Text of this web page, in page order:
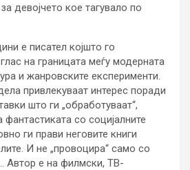
девојчето кое тагувало по
е писател којшто го
на границата меѓу модерната
и жанровските експерименти.
привлекуваат интерес поради
што ги „обработуваат“,
со социјалните
ги прави неговите книги
И не „провоцира“ само со
Автор е на филмски, ТВ-